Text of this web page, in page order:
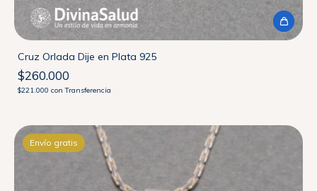
Cruz Orlada Dije en Plata 925
$260.000
$221.000 con Transferencia
Envío gratis